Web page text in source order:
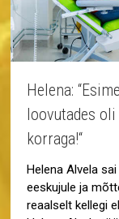
Helena:
loovutades
korraga!“
Helena Alvela
eeskujule ja
reaalselt kellegi